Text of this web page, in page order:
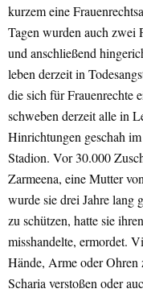
kurzem eine
Tagen wurden auch zwei
und anschließend
leben derzeit in
die sich für Frauenrechte
schweben derzeit alle in
Hinrichtungen geschah
Stadion. Vor 30.000
Zarmeena, eine Mutter
wurde sie drei Jahre lang
zu schützen, hatte sie
misshandelte, ermordet.
Hände, Arme oder Ohren
Scharia verstoßen oder